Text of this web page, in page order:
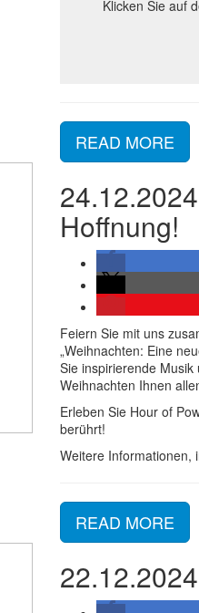
Klicken Sie auf
READ MORE
Hoffnung!
Feiern Sie mit uns
„Weihnachten: Eine
Sie inspirierende
Weihnachten Ihnen
Erleben Sie Hour of
berührt!
Weitere Informationen,
READ MORE